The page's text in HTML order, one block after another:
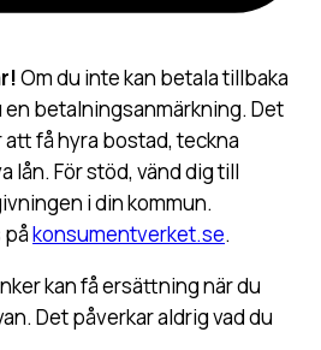
Om du inte kan betala tillbaka
betalningsanmärkning. Det
få hyra bostad, teckna
lån. För stöd, vänd dig till
i din kommun.
konsumentverket.se.
kan få ersättning när du
Det påverkar aldrig vad du